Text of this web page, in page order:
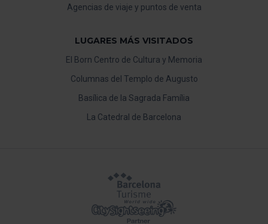
Agencias de viaje y puntos de venta
LUGARES MÁS VISITADOS
El Born Centro de Cultura y Memoria
Columnas del Templo de Augusto
Basílica de la Sagrada Família
La Catedral de Barcelona